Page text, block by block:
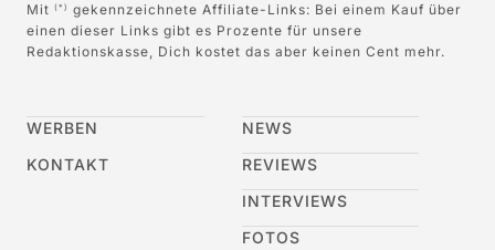
Mit (*)
gekennzeichnete Affiliate-Links: Bei einem Kauf über
einen dieser Links gibt es Prozente für unsere
Redaktionskasse, Dich kostet das aber keinen Cent mehr.
WERBEN
KONTAKT
NEWS
REVIEWS
INTERVIEWS
FOTOS